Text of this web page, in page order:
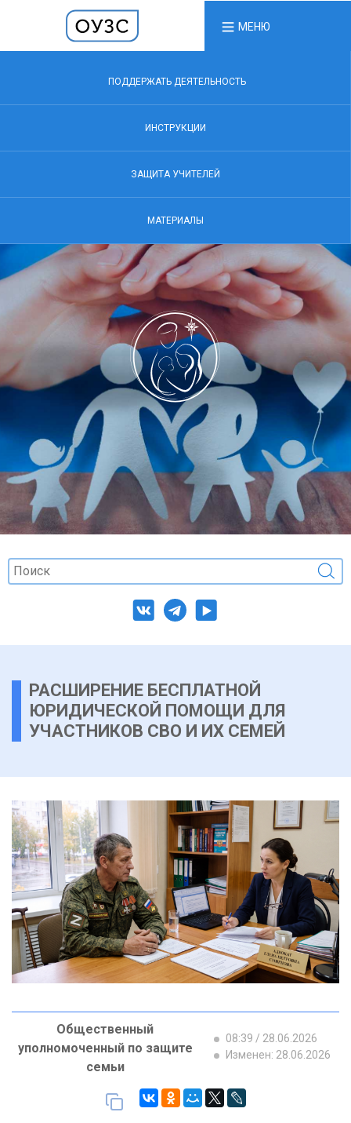
МЕНЮ
ПОДДЕРЖАТЬ ДЕЯТЕЛЬНОСТЬ
ИНСТРУКЦИИ
ЗАЩИТА УЧИТЕЛЕЙ
МАТЕРИАЛЫ
РАСШИРЕНИЕ БЕСПЛАТНОЙ
ЮРИДИЧЕСКОЙ ПОМОЩИ ДЛЯ
УЧАСТНИКОВ СВО И ИХ СЕМЕЙ
Общественный
уполномоченный по защите
семьи
08:39 / 28.06.2026
Изменен: 28.06.2026